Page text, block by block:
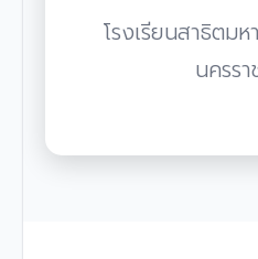
โรงเรียนสาธิตม
นครร